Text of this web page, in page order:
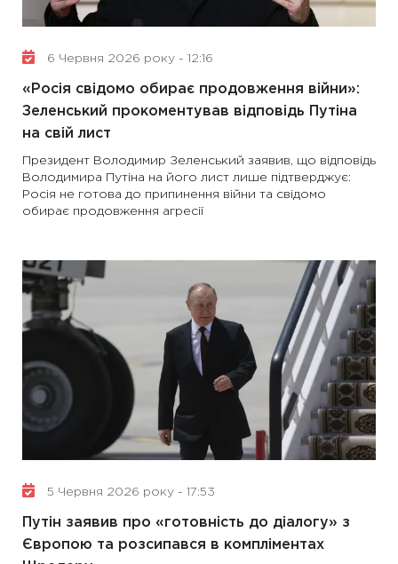
6 Червня 2026 року - 12:16
«Росія свідомо обирає продовження війни»:
Зеленський прокоментував відповідь Путіна
на свій лист
Президент Володимир Зеленський заявив, що відповідь
Володимира Путіна на його лист лише підтверджує:
Росія не готова до припинення війни та свідомо
обирає продовження агресії
5 Червня 2026 року - 17:53
Путін заявив про «готовність до діалогу» з
Європою та розсипався в компліментах